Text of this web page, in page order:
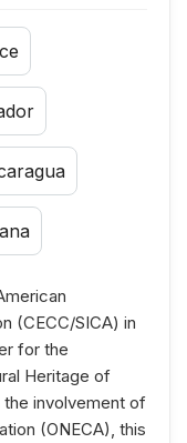
(CECC/SICA) in
for the
Heritage of
the involvement of
(ONECA), this